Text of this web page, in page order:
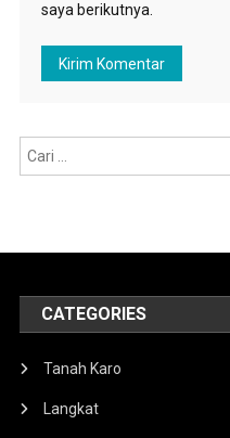
saya berikutnya.
CATEGORIES
Tanah Karo
Langkat